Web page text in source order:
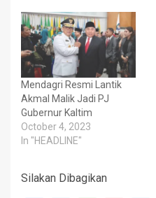
Mendagri Resmi Lantik
Akmal Malik Jadi PJ
Gubernur Kaltim
October 4, 2023
In "HEADLINE"
Silakan Dibagikan